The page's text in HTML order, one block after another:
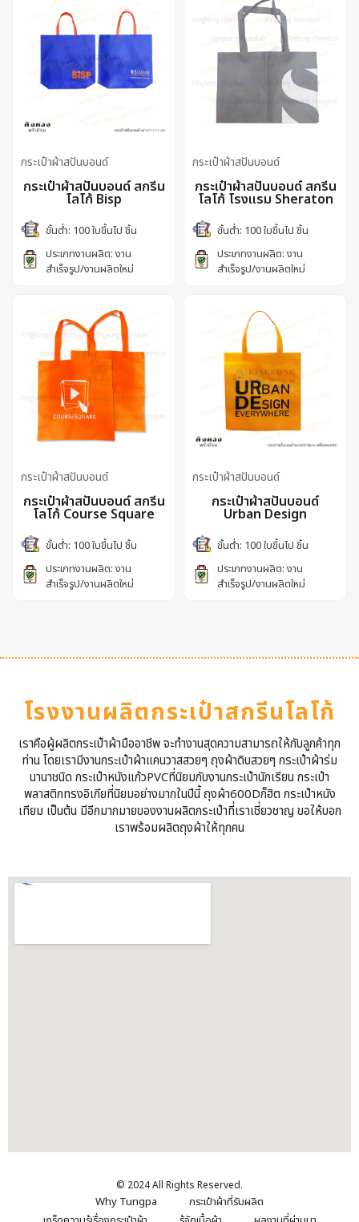
กระเป๋าผ้าสปันบอนด์
กระเป๋าผ้าสปันบอนด์ สกรีน
โลโก้ Bisp
ขั้นต่ำ: 100 ใบขึ้นไป ชิ้น
ประเภทงานผลิต: งาน
สำเร็จรูป/งานผลิตใหม่
กระเป๋าผ้าสปันบอนด์
กระเป๋าผ้าสปันบอนด์ สกรีน
โลโก้ โรงแรม Sheraton
ขั้นต่ำ: 100 ใบขึ้นไป ชิ้น
ประเภทงานผลิต: งาน
สำเร็จรูป/งานผลิตใหม่
กระเป๋าผ้าสปันบอนด์
กระเป๋าผ้าสปันบอนด์ สกรีน
โลโก้ Course Square
ขั้นต่ำ: 100 ใบขึ้นไป ชิ้น
ประเภทงานผลิต: งาน
สำเร็จรูป/งานผลิตใหม่
กระเป๋าผ้าสปันบอนด์
กระเป๋าผ้าสปันบอนด์
Urban Design
ขั้นต่ำ: 100 ใบขึ้นไป ชิ้น
ประเภทงานผลิต: งาน
สำเร็จรูป/งานผลิตใหม่
โรงงานผลิตกระเป๋าสกรีนโลโก้
เราคือผู้ผลิตกระเป๋าผ้ามืออาชีพ จะทำงานสุดความสามารถให้กับลูกค้าทุก
ท่าน โดยเรามีงานกระเป๋าผ้าแคนวาสสวยๆ ถุงผ้าดิบสวยๆ กระเป๋าผ้าร่ม
นานาชนิด กระเป๋าหนังแก้วPVCที่นิยมกับงานกระเป๋านักเรียน กระเป๋า
พลาสติกทรงอิเกียที่นิยมอย่างมากในปีนี้ ถุงผ้า600Dก็ฮิต กระเป๋าหนัง
เทียม เป็นต้น มีอีกมากมายของงานผลิตกระเป๋าที่เราเชี่ยวชาญ ขอให้บอก
เราพร้อมผลิตถุงผ้าให้ทุกคน
© 2024 All Rights Reserved.
Why Tungpa
กระเป๋าผ้าที่รับผลิต